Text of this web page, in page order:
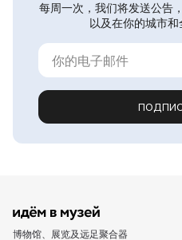
每周一次，我们将发送公告
以及在你的城市和
博物馆、展览及远足聚合器